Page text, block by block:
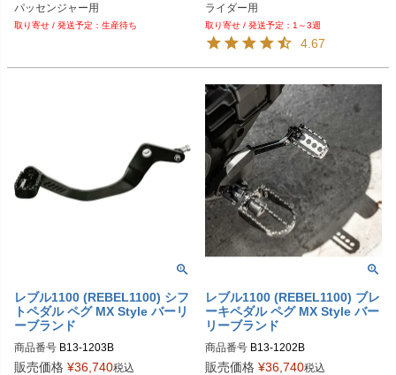
パッセンジャー用
生産待ち
ライダー用
1～3週
4.67
レブル1100 (REBEL1100) シフ
トペダル ペグ MX Style バーリ
ーブランド
商品番号 B13-1203B
販売価格 ¥36,740税込
レブル1100 (REBEL1100) ブレ
ーキペダル ペグ MX Style バー
リーブランド
商品番号 B13-1202B
販売価格 ¥36,740税込